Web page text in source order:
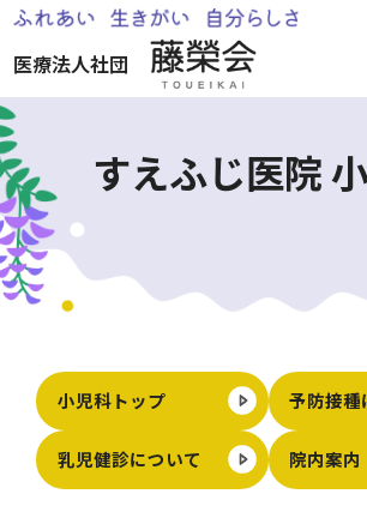
医療法人社団
すえふじ医院
小児科トップ 予防接種
乳児健診について 院内案内
ホーム
藤榮会について
お知らせ
すえふじ医院
湧心苑